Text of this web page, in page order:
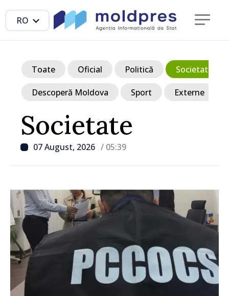
RO
Societate
07 August, 2026 / 05:39
Toate Oficial Politică Societate
Descoperă Moldova Sport Externe